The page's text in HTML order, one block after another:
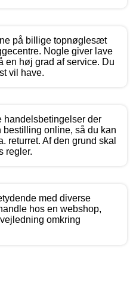
på billige topnøglesæt
Nogle giver lave
en høj grad af service. Du
vil have.
handelsbetingelser der
online, så du kan
returret. Af den grund skal
regler.
med diverse
hos en webshop,
omkring